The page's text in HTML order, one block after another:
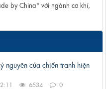
by China" với ngành cơ khí,
nguyên của chiến tranh hiện
6534 0